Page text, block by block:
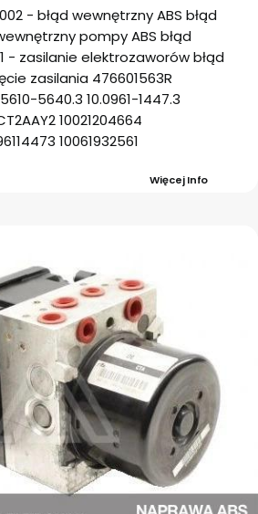
- błąd wewnętrzny ABS błąd
pompy ABS błąd
- zasilanie elektrozaworów błąd
zasilania 476601563R
5640.3 10.0961-1447.3
10021204664
10061932561
Więcej Info